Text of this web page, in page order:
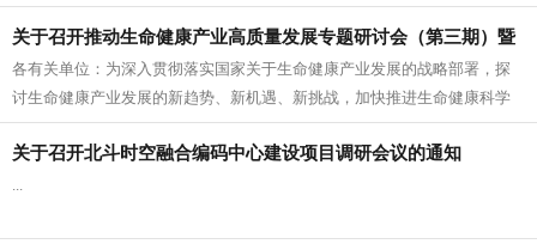
中心将召开“低空经济产业创新发展...
关于召开推动生命健康产业高质量发展专题研讨会（第三期）暨
生命健康科学城启动工作动员部署会的通知
各有关单位：为深入贯彻落实国家关于生命健康产业发展的战略部署，探
讨生命健康产业发展的新趋势、新机遇、新挑战，加快推进生命健康科学
城的建设工作，东方企业创新发展中...
关于召开北斗时空融合编码中心建设项目调研会议的通知
...